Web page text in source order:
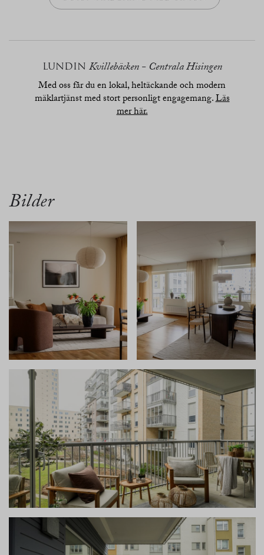
LUNDIN Kvillebäcken - Centrala Hisingen
Med oss får du en lokal, heltäckande och modern
mäklartjänst med stort personligt engagemang.Läs
mer här.
Bilder